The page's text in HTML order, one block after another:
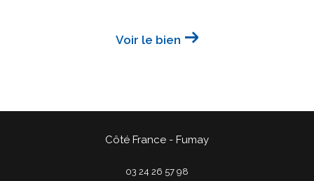
Voir le bien
Côté France - Fumay
03 24 26 57 98